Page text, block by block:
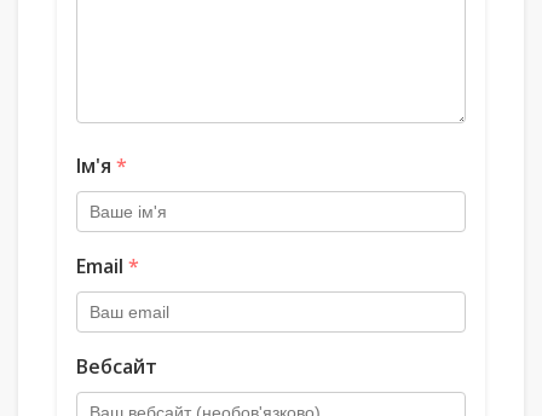
Ім'я *
Email *
Вебсайт